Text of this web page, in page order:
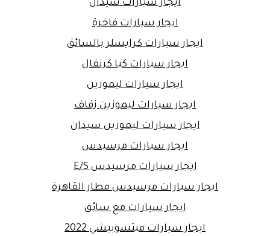
ايجار سيارات سيدان
ايجار سيارات فاخرة
ايجار سيارات كرايسلر بالسائق
ايجار سيارات كيا كرنفال
ايجار سيارات ليموزين
ايجار سيارات ليموزين زفاف
ايجار سيارات ليموزين سيدان
ايجار سيارات مرسيدس
ايجار سيارات مرسيدس E/S
ايجار سيارات مرسيدس مطار القاهرة
ايجار سيارات مع سائق
ايجار سيارات ميتسوبيشي 2022